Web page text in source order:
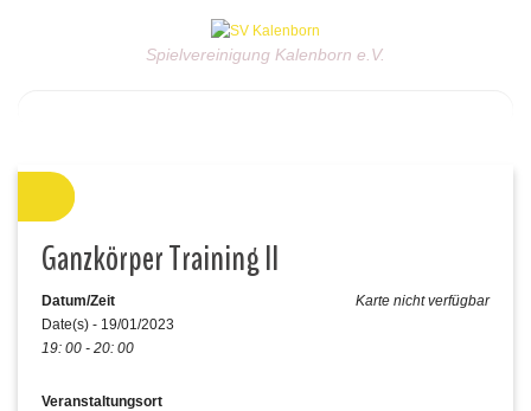
Spielvereinigung Kalenborn e.V.
Ganzkörper Training II
Karte nicht verfügbar
Datum/Zeit
Date(s) - 19/01/2023
19: 00 - 20: 00
Veranstaltungsort